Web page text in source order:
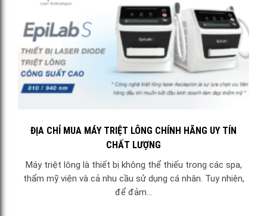
ĐỊA CHỈ MUA MÁY TRIỆT LÔNG CHÍNH HÃNG UY TÍN
CHẤT LƯỢNG
Máy triệt lông là thiết bị không thể thiếu trong các spa,
thẩm mỹ viện và cả nhu cầu sử dụng cá nhân. Tuy nhiên,
để đảm...